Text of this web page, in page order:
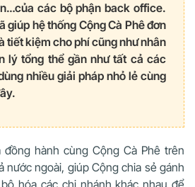
các bộ phận back office.
giúp hệ thống Cộng Cà Phê đơn
tiết kiệm cho phí cũng như nhân
lý tổng thể gần như tất cả các
nhiều giải pháp nhỏ lẻ cùng
đồng hành cùng Cộng Cà Phê trên
nước ngoài, giúp Cộng chia sẻ gánh
hóa các chi nhánh khác nhau để